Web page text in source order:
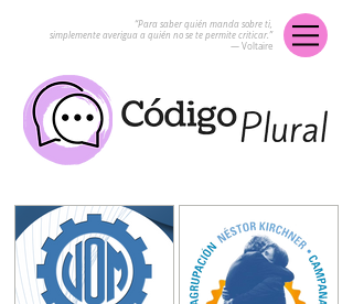
“Para saber quién manda sobre ti,
simplemente averigua a quién no se te permite criticar.”
― Voltaire